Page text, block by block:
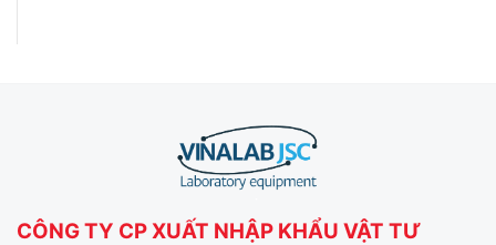
CÔNG TY CP XUẤT NHẬP KHẨU VẬT TƯ